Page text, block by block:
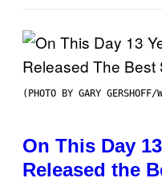
(PHOTO BY GARY GERSHOFF/
On This Day
Released the